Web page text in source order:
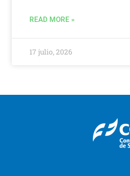
READ MORE »
17 julio, 2026